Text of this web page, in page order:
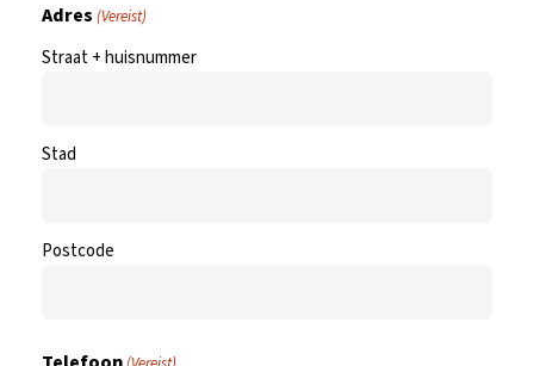
Adres (Vereist)
Straat + huisnummer
Stad
Postcode